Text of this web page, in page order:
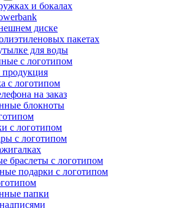
и бокалах
диске
пакетах
для воды
с логотипом
с логотипом
на заказ
блокноты
с логотипом
с логотипом
браслеты с логотипом
подарки с логотипом
папки